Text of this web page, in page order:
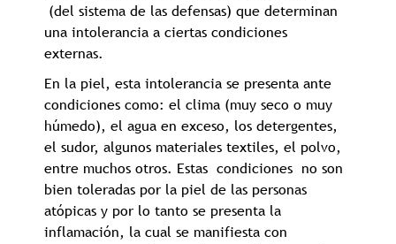
(del sistema de las defensas) que determinan
una intolerancia a ciertas condiciones
externas.
En la piel, esta intolerancia se presenta ante
condiciones como: el clima (muy seco o muy
húmedo), el agua en exceso, los detergentes,
el sudor, algunos materiales textiles, el polvo,
entre muchos otros. Estas condiciones no son
bien toleradas por la piel de las personas
atópicas y por lo tanto se presenta la
inflamación, la cual se manifiesta con